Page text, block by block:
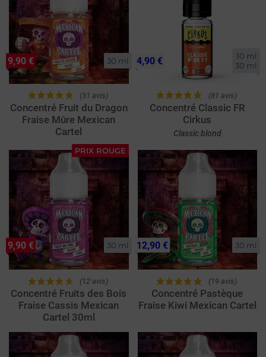
30 ml
(31 avis)
Concentré Fruit du Dragon
Fraise Mûre Mexican
Cartel
9,90 €
10 ml
30 ml
(81 avis)
Concentré Classic FR
Cirkus
Classic blond
4,90 €
PRIX ROUGE
30 ml
(12 avis)
Concentré Fruits des Bois
Fraise Cassis Mexican
Cartel 30ml
9,90 € 30 ml
(19 avis)
Concentré Pastèque
Fraise Kiwi Mexican Cartel
12,90 €